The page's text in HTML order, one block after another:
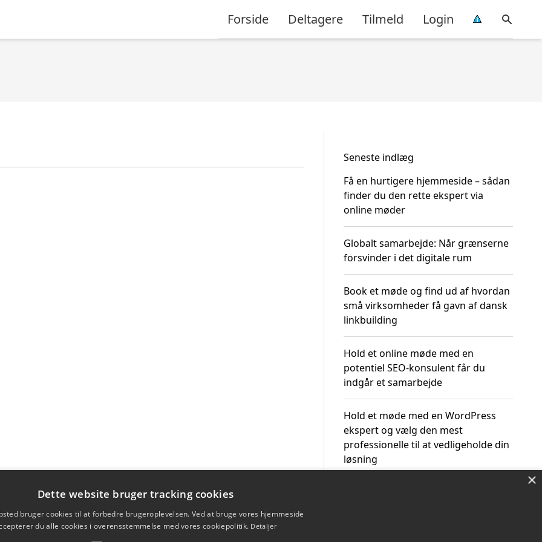
Forside Deltagere Tilmeld Login
Seneste indlæg
Få en hurtigere hjemmeside – sådan
finder du den rette ekspert via
online møder
Globalt samarbejde: Når grænserne
forsvinder i det digitale rum
Book et møde og find ud af hvordan
små virksomheder få gavn af dansk
linkbuilding
Hold et online møde med en
potentiel SEO-konsulent får du
indgår et samarbejde
Hold et møde med en WordPress
ekspert og vælg den mest
professionelle til at vedligeholde din
løsning
×
Dette website bruger tracking cookies
bruger cookies til at forbedre brugeroplevelsen. Ved at bruge vores hjemmeside
du alle cookies i overensstemmelse med vores cookiepolitik. Detaljer